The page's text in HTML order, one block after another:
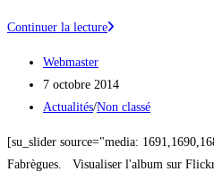
Continuer la lectureLes
photossports.com
Auteur/autrice
de
la
Webmaster
Publication
publiée :
7 octobre 2014
Post
Actualités/Non classé
[su_slider source="media:
Fabrègues. Visualiser l'album sur